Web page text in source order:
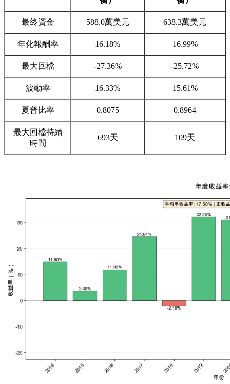
最終資金 588.0萬美元 638.3萬美元
年化報酬率 16.18% 16.99%
最大回檔 -27.36% -25.72%
波動率 16.33% 15.61%
夏普比率 0.8075 0.8964
最大回檔持續
時間
693天 109天